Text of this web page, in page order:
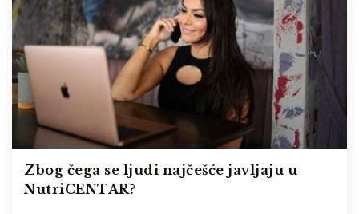
Zbog čega se ljudi najčešće javljaju u
NutriCENTAR?